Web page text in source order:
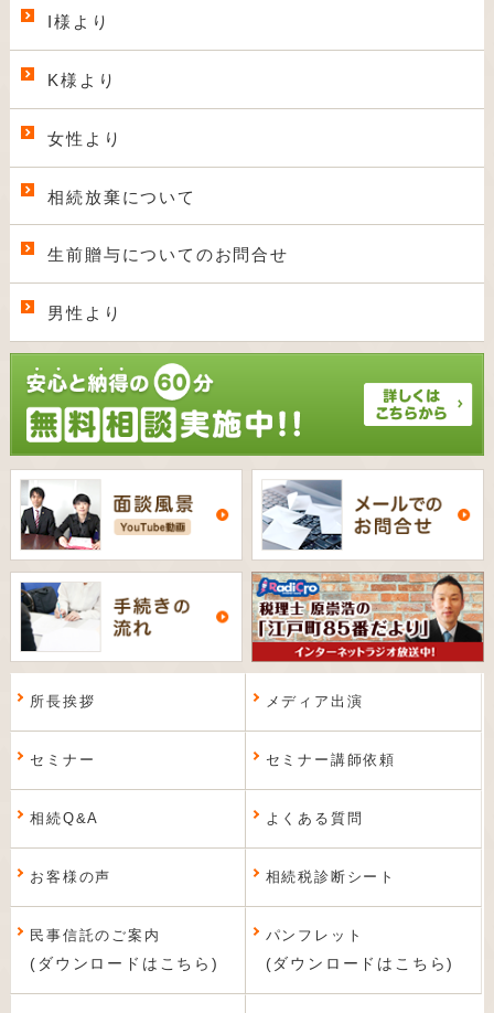
I様より
K様より
女性より
相続放棄について
生前贈与についてのお問合せ
男性より
所長挨拶 メディア出演
セミナー セミナー講師依頼
相続Q&A よくある質問
お客様の声 相続税診断シート
民事信託のご案内
(ダウンロードはこちら)
パンフレット
(ダウンロードはこちら)